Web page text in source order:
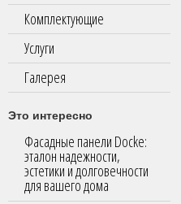
Комплектующие
Услуги
Галерея
Это интересно
Фасадные панели Docke:
эталон надежности,
эстетики и долговечности
для вашего дома